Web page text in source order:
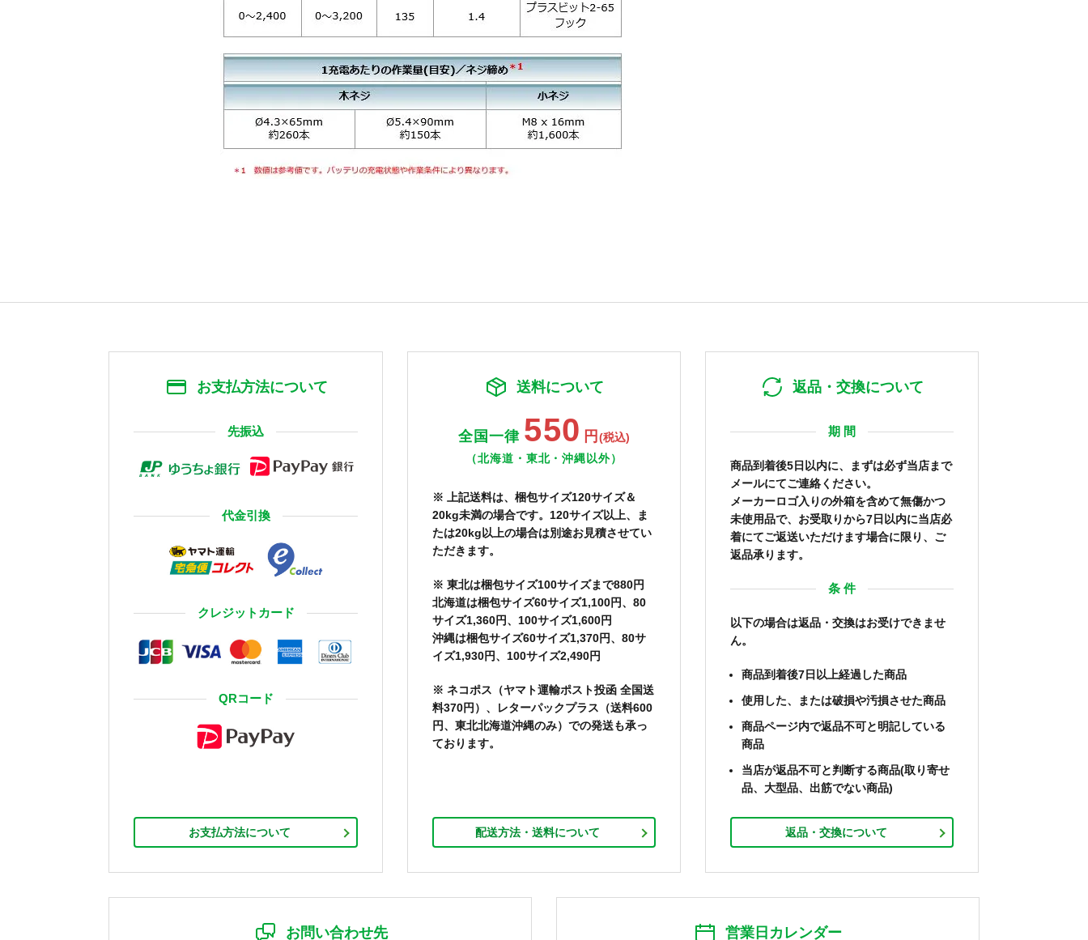
お支払方法について
先振込
代金引換
クレジットカード
QRコード
お支払方法について
送料について
全国一律 550 円 (税込)
（北海道・東北・沖縄以外）
※ 上記送料は、梱包サイズ120サイズ＆
20kg未満の場合です。120サイズ以上、ま
たは20kg以上の場合は別途お見積させてい
ただきます。
※ 東北は梱包サイズ100サイズまで880円
北海道は梱包サイズ60サイズ1,100円、80
サイズ1,360円、100サイズ1,600円
沖縄は梱包サイズ60サイズ1,370円、80サ
イズ1,930円、100サイズ2,490円
※ ネコポス（ヤマト運輸ポスト投函 全国送
料370円）、レターパックプラス（送料600
円、東北北海道沖縄のみ）での発送も承っ
ております。
配送方法・送料について
返品・交換について
期 間
商品到着後5日以内に、まずは必ず当店まで
メールにてご連絡ください。
メーカーロゴ入りの外箱を含めて無傷かつ
未使用品で、お受取りから7日以内に当店必
着にてご返送いただけます場合に限り、ご
返品承ります。
条 件
以下の場合は返品・交換はお受けできませ
ん。
商品到着後7日以上経過した商品
使用した、または破損や汚損させた商品
商品ページ内で返品不可と明記している
商品
当店が返品不可と判断する商品(取り寄せ
品、大型品、出筋でない商品)
返品・交換について
お問い合わせ先 営業日カレンダー